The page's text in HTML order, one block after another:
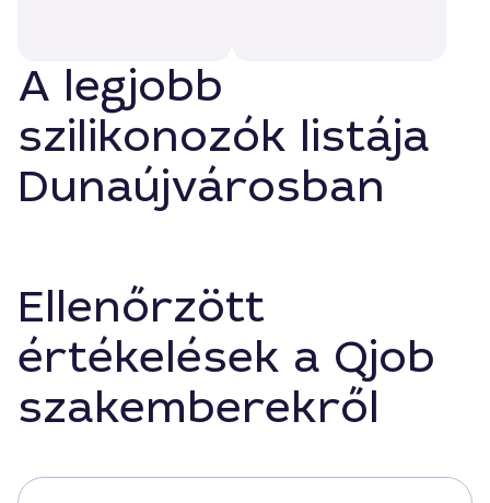
A legjobb
szilikonozók listája
Dunaújvárosban
Ellenőrzött
értékelések a Qjob
szakemberekről